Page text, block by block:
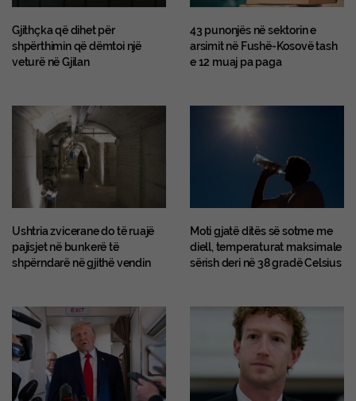
Gjithçka që dihet për
shpërthimin që dëmtoi një
veturë në Gjilan
43 punonjës në sektorin e
arsimit në Fushë-Kosovë tash
e 12 muaj pa paga
Ushtria zvicerane do të ruajë
pajisjet në bunkerë të
shpërndarë në gjithë vendin
Moti gjatë ditës së sotme me
diell, temperaturat maksimale
sërish deri në 38 gradë Celsius